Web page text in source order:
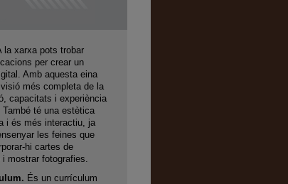
la xarxa pots trobar
per crear un
Amb aquesta eina
més completa de la
capacitats i experiència
També té una estètica
i és més interactiu, ja
les feines que
hi cartes de
i mostrar fotografies.
És un currículum